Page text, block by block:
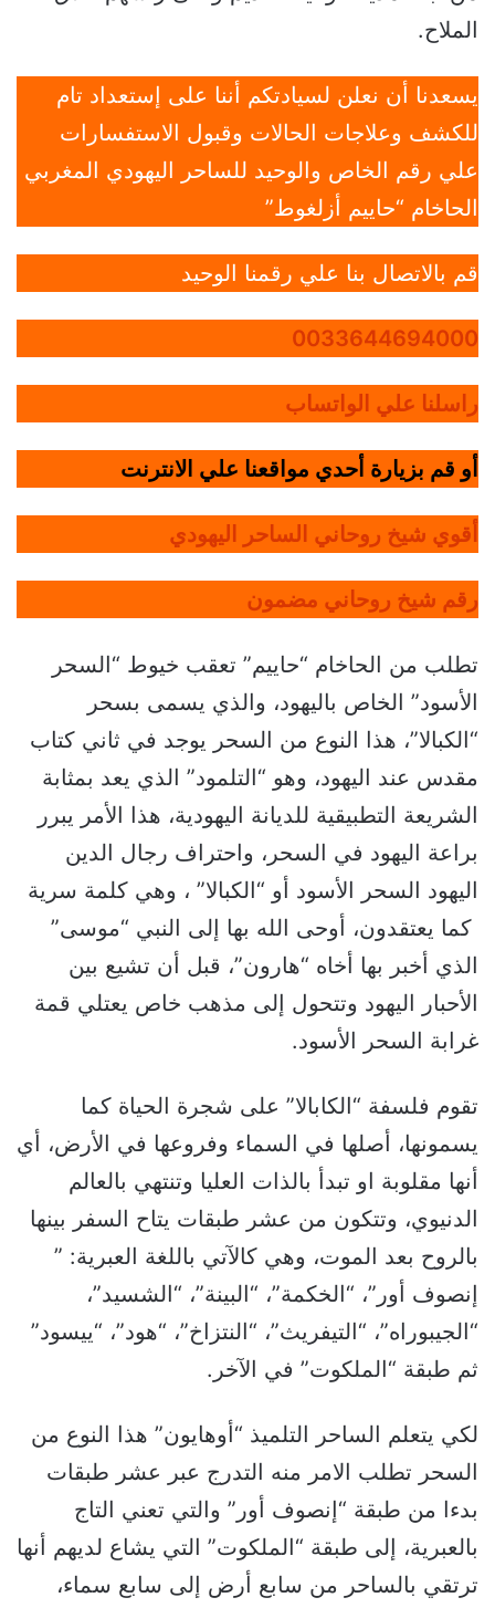
الملاح.
يسعدنا أن نعلن لسيادتكم أننا على إستعداد تام
للكشف وعلاجات الحالات وقبول الاستفسارات
علي رقم الخاص والوحيد للساحر اليهودي المغربي
الحاخام “حاييم أزلغوط”
قم بالاتصال بنا علي رقمنا الوحيد
0033644694000
راسلنا علي الواتساب
أو قم بزيارة أحدي مواقعنا علي الانترنت
أقوي شيخ روحاني الساحر اليهودي
رقم شيخ روحاني مضمون
تطلب من الحاخام “حاييم” تعقب خيوط “السحر
الأسود” الخاص باليهود، والذي يسمى بسحر
“الكبالا”، هذا النوع من السحر يوجد في ثاني كتاب
مقدس عند اليهود، وهو “التلمود” الذي يعد بمثابة
الشريعة التطبيقية للديانة اليهودية، هذا الأمر يبرر
براعة اليهود في السحر، واحتراف رجال الدين
اليهود السحر الأسود أو “الكبالا” ، وهي كلمة سرية
كما يعتقدون، أوحى الله بها إلى النبي “موسى”
الذي أخبر بها أخاه “هارون”، قبل أن تشيع بين
الأحبار اليهود وتتحول إلى مذهب خاص يعتلي قمة
غرابة السحر الأسود.
تقوم فلسفة “الكابالا” على شجرة الحياة كما
يسمونها، أصلها في السماء وفروعها في الأرض، أي
أنها مقلوبة او تبدأ بالذات العليا وتنتهي بالعالم
الدنيوي، وتتكون من عشر طبقات يتاح السفر بينها
بالروح بعد الموت، وهي كالآتي باللغة العبرية: ”
إنصوف أور”، “الخكمة”، “البينة”، “الشسيد”،
“الجيبوراه”، “التيفريث”، “النتزاخ”، “هود”، “ييسود”
ثم طبقة “الملكوت” في الآخر.
لكي يتعلم الساحر التلميذ “أوهايون” هذا النوع من
السحر تطلب الامر منه التدرج عبر عشر طبقات
بدءا من طبقة “إنصوف أور” والتي تعني التاج
بالعبرية، إلى طبقة “الملكوت” التي يشاع لديهم أنها
ترتقي بالساحر من سابع أرض إلى سابع سماء،